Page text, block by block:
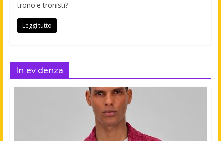
trono e tronisti?
Leggi tutto
In evidenza